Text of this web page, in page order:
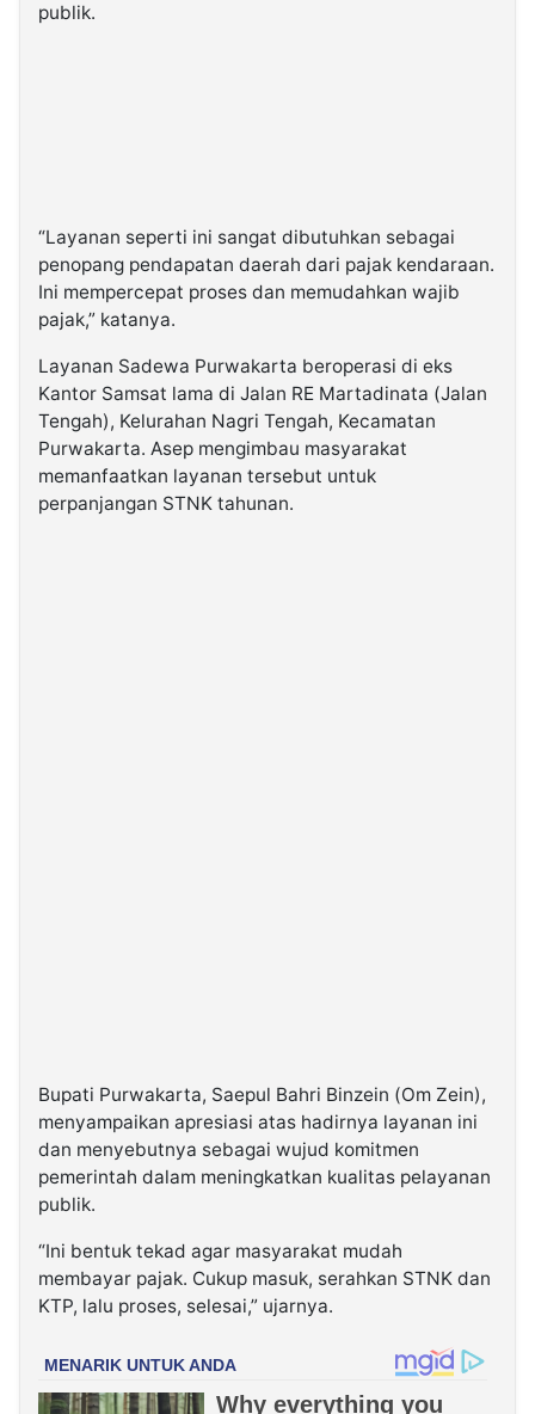
publik.
“Layanan seperti ini sangat dibutuhkan sebagai
penopang pendapatan daerah dari pajak kendaraan.
Ini mempercepat proses dan memudahkan wajib
pajak,” katanya.
Layanan Sadewa Purwakarta beroperasi di eks
Kantor Samsat lama di Jalan RE Martadinata (Jalan
Tengah), Kelurahan Nagri Tengah, Kecamatan
Purwakarta. Asep mengimbau masyarakat
memanfaatkan layanan tersebut untuk
perpanjangan STNK tahunan.
Bupati Purwakarta, Saepul Bahri Binzein (Om Zein),
menyampaikan apresiasi atas hadirnya layanan ini
dan menyebutnya sebagai wujud komitmen
pemerintah dalam meningkatkan kualitas pelayanan
publik.
“Ini bentuk tekad agar masyarakat mudah
membayar pajak. Cukup masuk, serahkan STNK dan
KTP, lalu proses, selesai,” ujarnya.